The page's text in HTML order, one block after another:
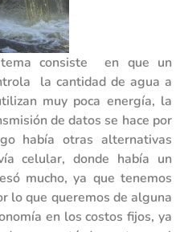
consiste en que un
la cantidad de agua a
muy poca energía, la
de datos se hace por
había otras alternativas
celular, donde había un
mucho, ya que tenemos
lo que queremos de alguna
en los costos fijos, ya